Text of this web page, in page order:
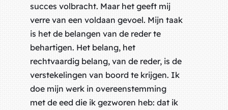
succes volbracht. Maar het geeft mij
verre van een voldaan gevoel. Mijn taak
is het de belangen van de reder te
behartigen. Het belang, het
rechtvaardig belang, van de reder, is de
verstekelingen van boord te krijgen. Ik
doe mijn werk in overeenstemming
met de eed die ik gezworen heb:dat ik